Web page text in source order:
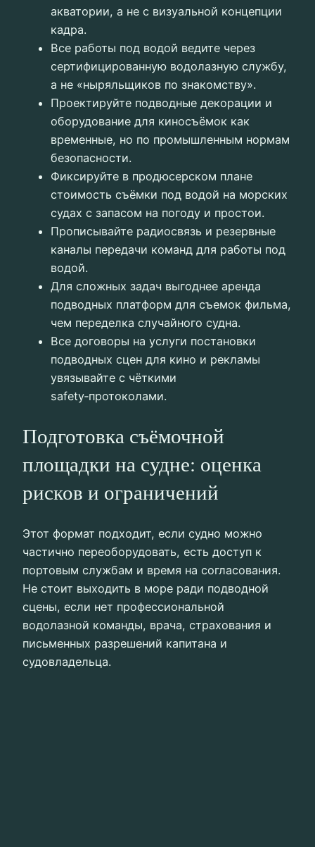
акватории, а не с визуальной концепции
кадра.
Все работы под водой ведите через
сертифицированную водолазную службу,
а не «ныряльщиков по знакомству».
Проектируйте подводные декорации и
оборудование для киносъёмок как
временные, но по промышленным нормам
безопасности.
Фиксируйте в продюсерском плане
стоимость съёмки под водой на морских
судах с запасом на погоду и простои.
Прописывайте радиосвязь и резервные
каналы передачи команд для работы под
водой.
Для сложных задач выгоднее аренда
подводных платформ для съемок фильма,
чем переделка случайного судна.
Все договоры на услуги постановки
подводных сцен для кино и рекламы
увязывайте с чёткими
safety‑протоколами.
Подготовка съёмочной
площадки на судне: оценка
рисков и ограничений
Этот формат подходит, если судно можно
частично переоборудовать, есть доступ к
портовым службам и время на согласования.
Не стоит выходить в море ради подводной
сцены, если нет профессиональной
водолазной команды, врача, страхования и
письменных разрешений капитана и
судовладельца.